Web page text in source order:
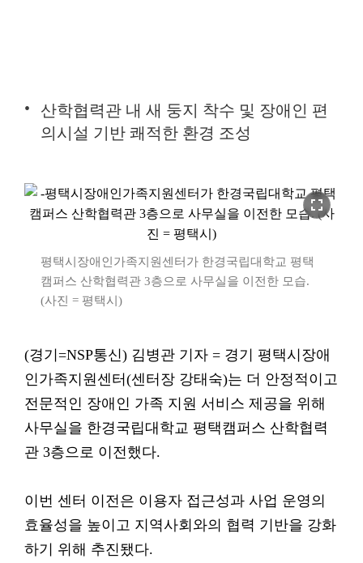
산학협력관 내 새 둥지 착수 및 장애인 편
의시설 기반 쾌적한 환경 조성
fullscreen
평택시장애인가족지원센터가 한경국립대학교 평택
캠퍼스 산학협력관 3층으로 사무실을 이전한 모습.
(사진 = 평택시)
(경기=NSP통신) 김병관 기자 = 경기 평택시장애
인가족지원센터(센터장 강태숙)는 더 안정적이고
전문적인 장애인 가족 지원 서비스 제공을 위해
사무실을 한경국립대학교 평택캠퍼스 산학협력
관 3층으로 이전했다.
이번 센터 이전은 이용자 접근성과 사업 운영의
효율성을 높이고 지역사회와의 협력 기반을 강화
하기 위해 추진됐다.